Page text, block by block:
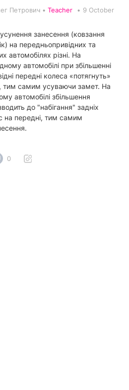
Петрович • Teacher • 9 October
занесення (ковзання
на передньопривідних та
автомобілях різні. На
автомобілі при збільшенні
передні колеса «потягнуть»
тим самим усуваючи замет. На
автомобілі збільшення
до "набігання" задніх
на передні, тим самим
0